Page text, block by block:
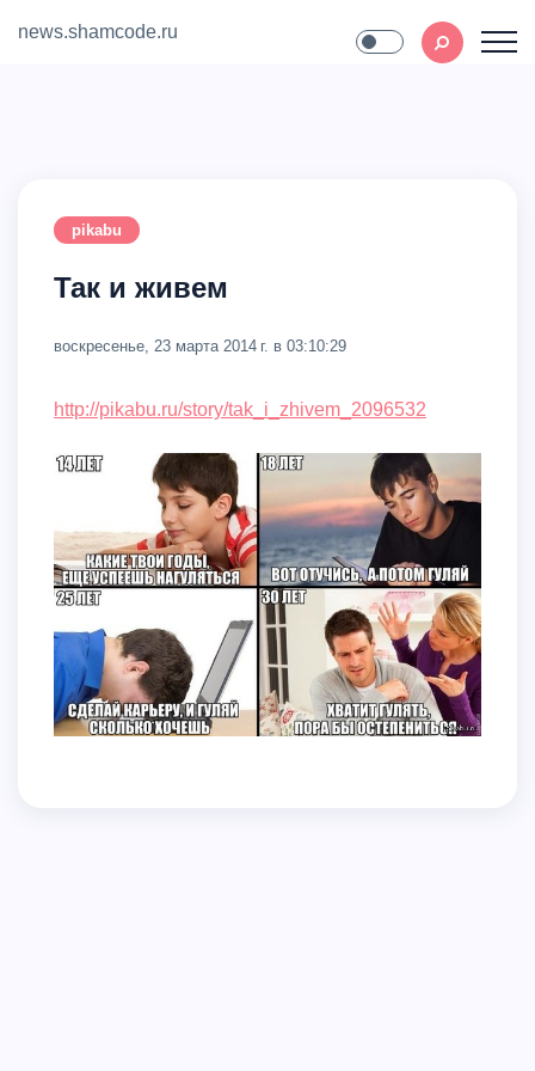
news.shamcode.ru
pikabu
Так и живем
воскресенье, 23 марта 2014 г. в 03:10:29
http://pikabu.ru/story/tak_i_zhivem_2096532